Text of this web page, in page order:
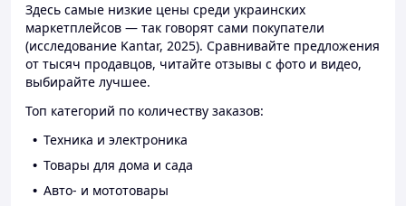
Здесь самые низкие цены среди украинских
маркетплейсов — так говорят сами покупатели
(исследование Kantar, 2025). Сравнивайте предложения
от тысяч продавцов, читайте отзывы с фото и видео,
выбирайте лучшее.
Топ категорий по количеству заказов:
Техника и электроника
Товары для дома и сада
Авто- и мототовары